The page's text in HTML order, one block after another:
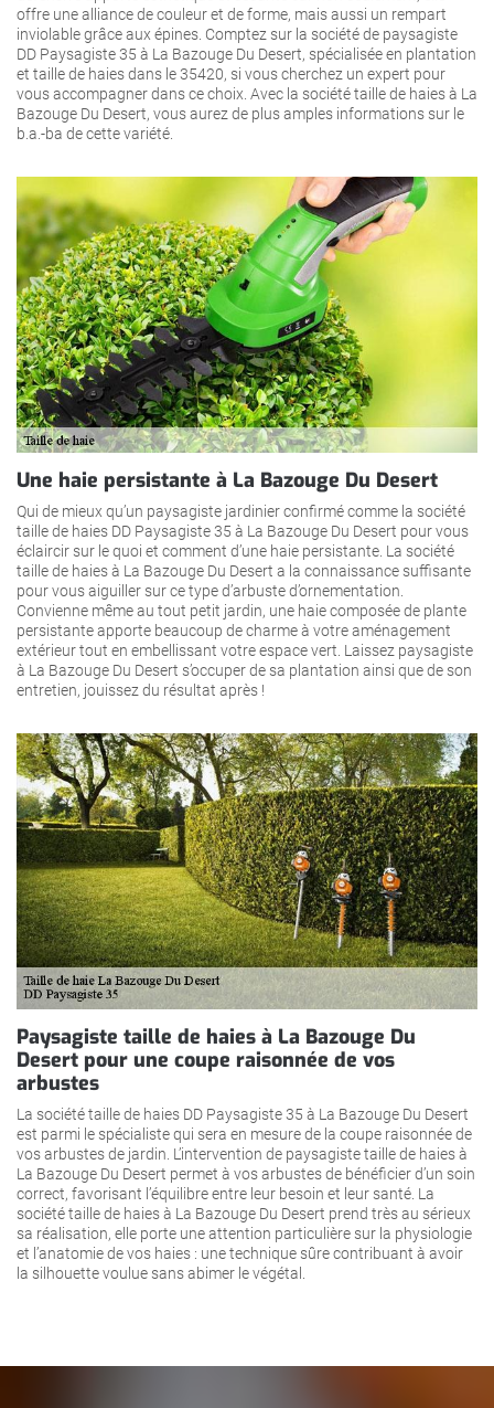
offre une alliance de couleur et de forme, mais aussi un rempart
inviolable grâce aux épines. Comptez sur la société de paysagiste
DD Paysagiste 35 à La Bazouge Du Desert, spécialisée en plantation
et taille de haies dans le 35420, si vous cherchez un expert pour
vous accompagner dans ce choix. Avec la société taille de haies à La
Bazouge Du Desert, vous aurez de plus amples informations sur le
b.a.-ba de cette variété.
Une haie persistante à La Bazouge Du Desert
Qui de mieux qu’un paysagiste jardinier confirmé comme la société
taille de haies DD Paysagiste 35 à La Bazouge Du Desert pour vous
éclaircir sur le quoi et comment d’une haie persistante. La société
taille de haies à La Bazouge Du Desert a la connaissance suffisante
pour vous aiguiller sur ce type d’arbuste d’ornementation.
Convienne même au tout petit jardin, une haie composée de plante
persistante apporte beaucoup de charme à votre aménagement
extérieur tout en embellissant votre espace vert. Laissez paysagiste
à La Bazouge Du Desert s’occuper de sa plantation ainsi que de son
entretien, jouissez du résultat après !
Paysagiste taille de haies à La Bazouge Du
Desert pour une coupe raisonnée de vos
arbustes
La société taille de haies DD Paysagiste 35 à La Bazouge Du Desert
est parmi le spécialiste qui sera en mesure de la coupe raisonnée de
vos arbustes de jardin. L’intervention de paysagiste taille de haies à
La Bazouge Du Desert permet à vos arbustes de bénéficier d’un soin
correct, favorisant l’équilibre entre leur besoin et leur santé. La
société taille de haies à La Bazouge Du Desert prend très au sérieux
sa réalisation, elle porte une attention particulière sur la physiologie
et l’anatomie de vos haies : une technique sûre contribuant à avoir
la silhouette voulue sans abimer le végétal.